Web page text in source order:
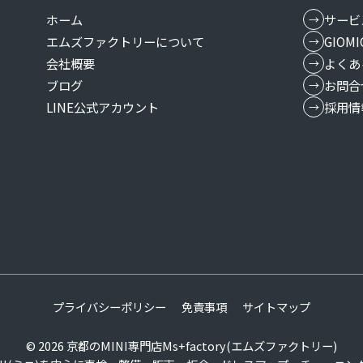
ホーム
サー
エムズファクトリーについて
会社概要
よく
ブログ
お問
LINE公式アカウント
採用
プライバシーポリシー 免責事項 サイトマップ
© 2026 京都のMINI専門店Ms+factory(エムズファクトリー)